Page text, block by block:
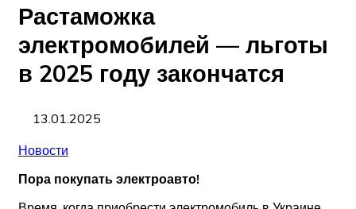
Растаможка
электромобилей — льготы
в 2025 году закончатся
13.01.2025
Новости
Пора покупать электроавто!